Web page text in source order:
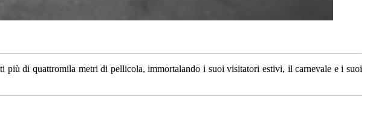
di quattromila metri di pellicola, immortalando i suoi visitatori estivi, il carnevale e i suoi